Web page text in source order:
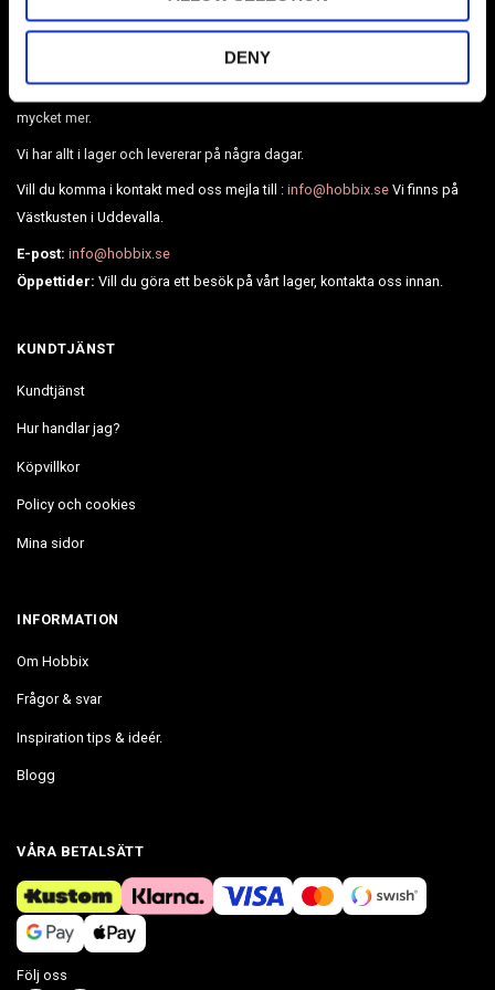
DENY
Sveriges största webshop inom paracord & tillbehör. Vi har också
Broderier, Diamond painting, pärlor, läder, BioThane, webbing och
mycket mer.
Vi har allt i lager och levererar på några dagar.
Vill du komma i kontakt med oss mejla till :info@hobbix.se Vi finns på
Västkusten i Uddevalla.
E-post: info@hobbix.se
Öppettider: Vill du göra ett besök på vårt lager, kontakta oss innan.
KUNDTJÄNST
Kundtjänst
Hur handlar jag?
Köpvillkor
Policy och cookies
Mina sidor
INFORMATION
Om Hobbix
Frågor & svar
Inspiration tips & ideér.
Blogg
VÅRA BETALSÄTT
Följ oss